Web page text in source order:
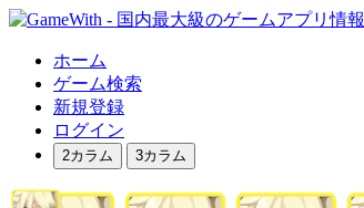
ホーム
ゲーム検索
新規登録
ログイン
2カラム 3カラム